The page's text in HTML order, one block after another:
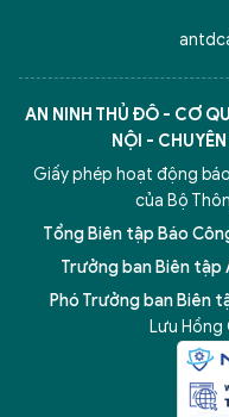
AN NINH THỦ ĐÔ - CƠ
NỘI -
Giấy phép hoạt động
của Bộ
Tổng Biên tập Báo
Trưởng ban Biên tập
Phó Trưởng ban Biên
Lưu Hồng
5 điểm nghẽn của Hà